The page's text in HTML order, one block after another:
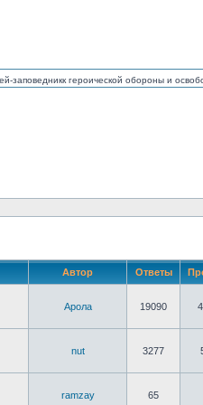
заповедникк героической обороны и
Автор Ответы
Арола 19090
nut 3277
ramzay 65